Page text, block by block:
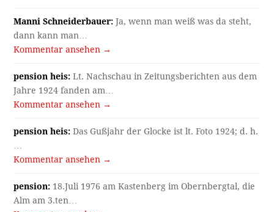
Manni Schneiderbauer: Ja, wenn man weiß was da steht,
dann kann man…
Kommentar ansehen →
pension heis: Lt. Nachschau in Zeitungsberichten aus dem
Jahre 1924 fanden am…
Kommentar ansehen →
pension heis: Das Gußjahr der Glocke ist lt. Foto 1924; d. h.
Kommentar ansehen →
pension: 18.Juli 1976 am Kastenberg im Obernbergtal, die
Alm am 3.ten…